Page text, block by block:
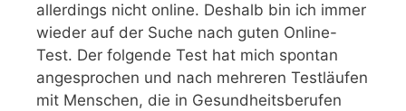
allerdings nicht online. Deshalb bin ich immer
wieder auf der Suche nach guten Online-
Test. Der folgende Test hat mich spontan
angesprochen und nach mehreren Testläufen
mit Menschen, die in Gesundheitsberufen